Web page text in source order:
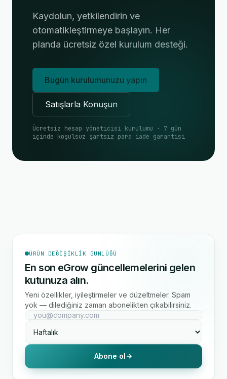
Kaydolun, yetkilendirin ve
otomatikleştirmeye başlayın. Her
planda ücretsiz özel kurulum desteği.
Bugün kurulumunuzu yapın
Satışlarla Konuşun
Ücretsiz hesap yöneticisi kurulumu · 7 gün
içinde koşulsuz şartsız para iade garantisi
ÜRÜN DEĞIŞIKLIK GÜNLÜĞÜ
En son eGrow güncellemelerini gelen
kutunuza alın.
Yeni özellikler, iyileştirmeler ve düzeltmeler. Spam
yok — dilediğiniz zaman abonelikten çıkabilirsiniz.
Abone ol